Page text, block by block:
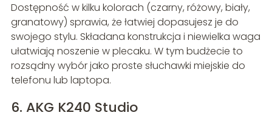
Dostępność w kilku kolorach (czarny, różowy, biały,
granatowy) sprawia, że łatwiej dopasujesz je do
swojego stylu. Składana konstrukcja i niewielka waga
ułatwiają noszenie w plecaku. W tym budżecie to
rozsądny wybór jako proste słuchawki miejskie do
telefonu lub laptopa.
6. AKG K240 Studio